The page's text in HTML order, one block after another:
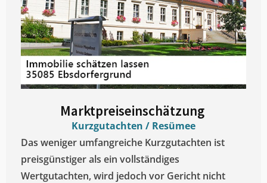
Marktpreiseinschätzung ​
Kurzgutachten / Resümee
Das weniger umfangreiche Kurzgutachten ist
preisgünstiger als ein vollständiges
Wertgutachten, wird jedoch vor Gericht nicht